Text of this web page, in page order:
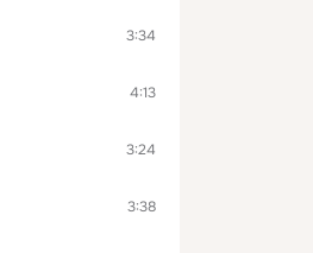
3:34
4:13
3:24
3:38